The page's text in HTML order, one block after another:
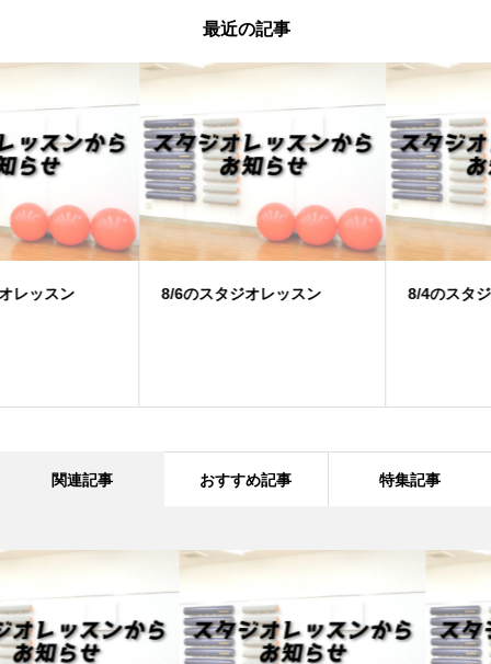
最近の記事
8/6のスタジオレッスン 8/4のスタジオレッスン
関連記事 おすすめ記事 特集記事